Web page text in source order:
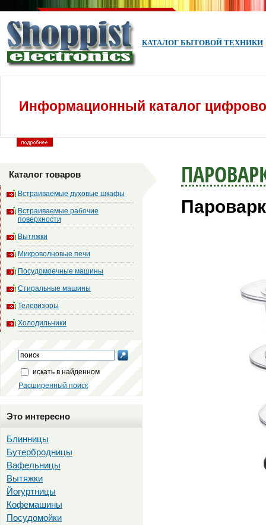
КАТАЛОГ БЫТОВОЙ ТЕХНИКИ
Информационный каталог
Каталог товаров
Встраиваемые духовые шкафы
Встраиваемые рабочие
поверхности
Вытяжки
Микроволновые печи
Посудомоечные машины
Стиральные машины
Телевизоры
Холодильники
искать в найденном
Расширенный поиск
Это интересно
Блинницы
Бутербродницы
Вафельницы
Вытяжки
Йогуртницы
Кофемашины
Посудомойки